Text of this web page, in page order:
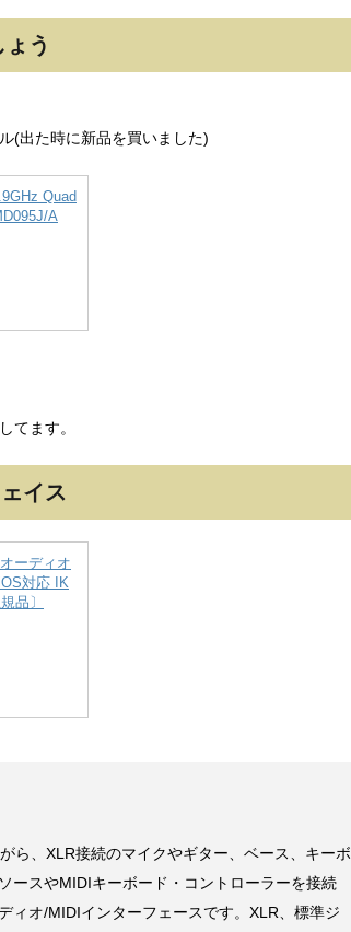
う
(出た時に新品を買いました)
Quad
A
てます。
イス
ーディオ
対応 IK
品〕
ら、XLR接続のマイクやギター、ベース、キーボ
ースやMIDIキーボード・コントローラーを接続
ィオ/MIDIインターフェースです。XLR、標準ジ